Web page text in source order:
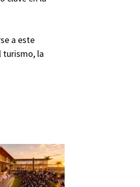
a este
turismo, la